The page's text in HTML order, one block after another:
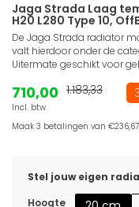
Jaga Strada Laag
H20 L280 Type 10,
De Jaga Strada radiator
valt hierdoor onder de
Uitermate geschikt voor
710,00
Incl. btw
1.183,33
Maak 3 betalingen van
Stel jouw eigen
Hoogte